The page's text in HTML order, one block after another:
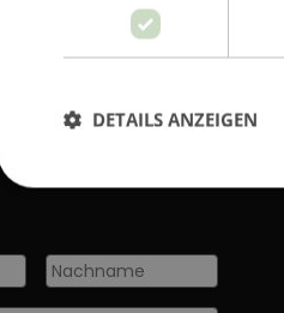
Nachname
DETAILS ANZEIGEN